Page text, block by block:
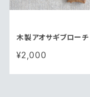
木製アオサギブローチ
¥2,000